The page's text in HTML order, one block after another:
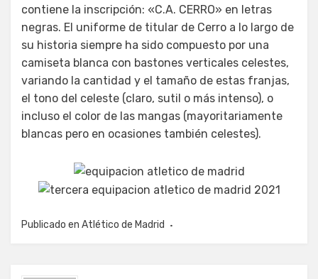
contiene la inscripción: «C.A. CERRO» en letras
negras. El uniforme de titular de Cerro a lo largo de
su historia siempre ha sido compuesto por una
camiseta blanca con bastones verticales celestes,
variando la cantidad y el tamaño de estas franjas,
el tono del celeste (claro, sutil o más intenso), o
incluso el color de las mangas (mayoritariamente
blancas pero en ocasiones también celestes).
Publicado en Atlético de Madrid